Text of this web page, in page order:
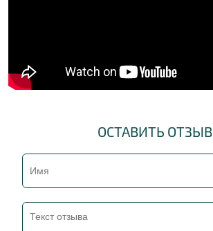
ОСТАВИТЬ ОТЗЫВ